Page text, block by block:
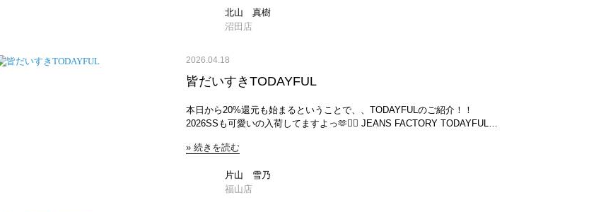
易度高いカラーがあるのも正直否めません‥💦そんな不安解消に！🆕カラー
3色を使って、向井オススメスタイリングも置いておきますね♪.コーデ① ピ
さを、パキッとしたネイビージャケットやレザーシューズで引き締め大人マ
リンスタイルに☺︎..コーデ② ターコイズ🩵 【アラフィフ流着こなしポイン
ト】ビビッドなターコイズを制するのはやはり黒😎他の色味は極力抑えて、
イント】トレンドのブラウンは取り入れ易い大人カラー！同系色のグラデー
ションでシックに纏めるのが◎.⬆️ぜひ参考にしてみてください♡..ホント、
バランスが優秀なパンツ✨ とりあえず1本あるとコーデに迷った日の即戦力
に💪そして既にお持ちの方も、色違いで更に2、3本‥いかがでしょうか？笑
がとうございました🫶..
と！！今年は取り扱いが1色増えて全5色展開に◎.おすすめポイント.✴︎11オ
ンスのライトデニムを使用したイージーパンツで春夏シーズン向けのライト
ワイドシルエット✴︎ライトオンスデニムなのでカラーパンツでも派手過ぎず
挑戦しやすい！✴︎サイズ展開 36/38.165cmで38を着用しており、小柄な方
は36がおすめです☆..INDIGO..⇩スタイリングはコチラ⇩ JEANS FACTORY
デニムが苦手な方にぜひ♩店頭でも1番人気のカラーです☝️ CHARCOAL 今
年新しく加わったカラーシンプルは色合わせにしてみましたがカラートップ
スとの合わせにもGOOD!! SALMON PNK ベージュがかったピンクなので思
ったよりも落ち着いた印象。カラーパンツに挑戦したい方に◎..BLUE 涼し
ツとデニムの良い所どりの1着◎..ECRU こちらも店頭で人気のカラー！夏
は白のパンツが履きたくなりますよね！？コチラはキナリがかっており透け
北山 真樹
沼田店
2026.04.18
皆だいすきTODAYFUL
本日から20%還元も始まるということで、、TODAYFULのご紹介！！
2026SSも可愛いの入荷してますよっ🫶☝🏻 JEANS FACTORY TODAYFUL
ンクトップ🎽二枚重ね着でトレンド感も出せるし、一枚でシャツのインナー
エンブロイダリー パッチワークシャツ [12610428] ¥26,620 シャツ👔毎年入
荷してますが、いつ見てもデザイン可愛すぎて、セットアップで着れるのも
» 続きを読む
片山 雪乃
福山店